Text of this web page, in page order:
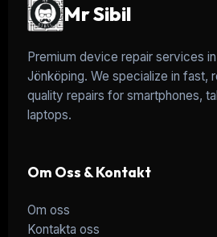
Mr Sibil
Premium device repair services
Jönköping. We specialize in fast,
quality repairs for smartphones,
laptops.
Om Oss & Kontakt
Om oss
Kontakta oss